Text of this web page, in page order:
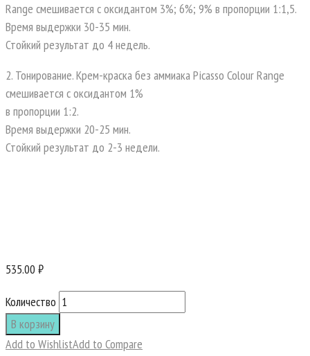
Range смешивается с оксидантом 3%; 6%; 9% в пропорции 1:1,5.
Время выдержки 30-35 мин.
Стойкий результат до 4 недель.
2. Тонирование. Крем-краска без аммиака Picasso Colour Range
смешивается с оксидантом 1%
в пропорции 1:2.
Время выдержки 20-25 мин.
Стойкий результат до 2-3 недели.
535.00 ₽
Количество
В корзину
Add to WishlistAdd to Compare